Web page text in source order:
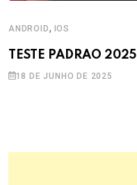
ANDROID, IOS
TESTE PADRAO 2025
18 DE JUNHO DE 2025